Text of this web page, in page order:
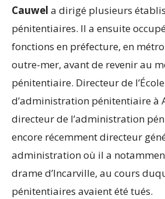
Cauwel a dirigé plusieurs
pénitentiaires. Il a ensuite
fonctions en préfecture, en
outre-mer, avant de revenir au
pénitentiaire. Directeur de
d’administration pénitentiaire à
directeur de l’administration
encore récemment directeur
administration où il a
drame d’Incarville, au cours
pénitentiaires avaient été tués.